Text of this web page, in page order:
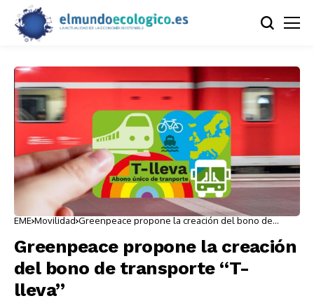
EME Movilidad Greenpeace propone la creación del bono de
Greenpeace propone la creación
del bono de transporte “T-
lleva”